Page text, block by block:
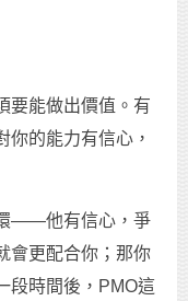
要能做出價值。有
你的能力有信心，
——他有信心，爭
會更配合你；那你
段時間後，PMO這